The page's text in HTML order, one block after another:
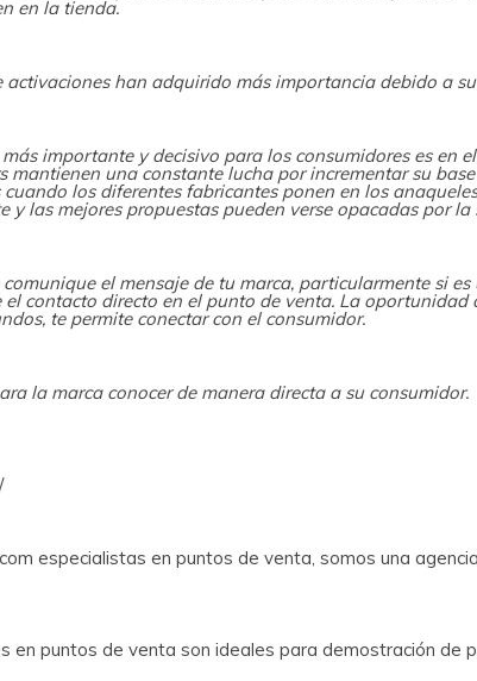
en la tienda.
activaciones han adquirido más importancia debido a
importante y decisivo para los consumidores es en
mantienen una constante lucha por incrementar su
los diferentes fabricantes ponen en los
y las mejores propuestas pueden verse opacadas por la
el mensaje de tu marca, particularmente si
contacto directo en el punto de venta. La oportunidad
te permite conectar con el consumidor.
la marca conocer de manera directa a su consumidor.
especialistas en puntos de venta, somos una
en puntos de venta son ideales para demostración de